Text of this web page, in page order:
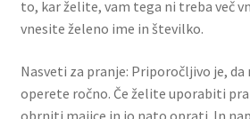
to, kar želite, vam tega ni treba več
vnesite želeno ime in številko.
Nasveti za pranje: Priporočljivo je,
operete ročno. Če želite uporabiti
obrniti majice in jo nato oprati. In